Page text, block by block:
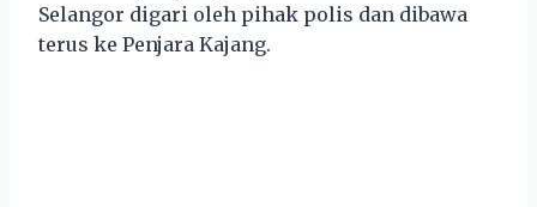
Selangor digari oleh pihak polis dan dibawa
terus ke Penjara Kajang.